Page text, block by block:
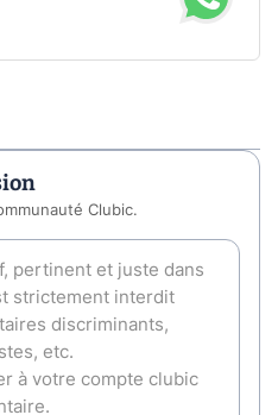
Clubic.